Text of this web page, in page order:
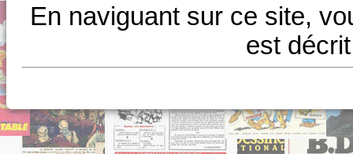
En naviguant sur ce site,
est